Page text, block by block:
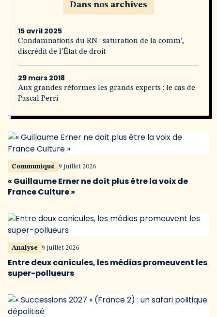
Dans nos archives
15 avril 2025
Condamnations du RN : saturation de la comm’,
discrédit de l’État de droit
29 mars 2018
Aux grandes réformes les grands experts : le cas de
Pascal Perri
Communiqué 9 juillet 2026
« Guillaume Erner ne doit plus être la voix de
France Culture »
Analyse 9 juillet 2026
Entre deux canicules, les médias promeuvent les
super-pollueurs